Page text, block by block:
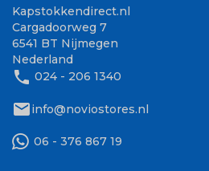
Kapstokkendirect.nl
Cargadoorweg 7
6541 BT Nijmegen
Nederland
phone 024 - 206 1340
mailinfo@noviostores.nl
06 - 376 867 19